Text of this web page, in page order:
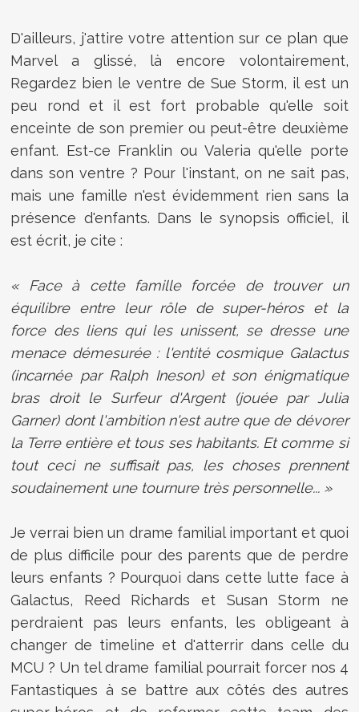
D'ailleurs, j'attire votre attention sur ce plan que
Marvel a glissé, là encore volontairement,
Regardez bien le ventre de Sue Storm, il est un
peu rond et il est fort probable qu'elle soit
enceinte de son premier ou peut-être deuxième
enfant. Est-ce Franklin ou Valeria qu'elle porte
dans son ventre ? Pour l'instant, on ne sait pas,
mais une famille n'est évidemment rien sans la
présence d'enfants. Dans le synopsis officiel, il
est écrit, je cite :
« Face à cette famille forcée de trouver un
équilibre entre leur rôle de super-héros et la
force des liens qui les unissent, se dresse une
menace démesurée : l'entité cosmique Galactus
(incarnée par Ralph Ineson) et son énigmatique
bras droit le Surfeur d'Argent (jouée par Julia
Garner) dont l'ambition n'est autre que de dévorer
la Terre entière et tous ses habitants. Et comme si
tout ceci ne suffisait pas, les choses prennent
soudainement une tournure très personnelle... »
Je verrai bien un drame familial important et quoi
de plus difficile pour des parents que de perdre
leurs enfants ? Pourquoi dans cette lutte face à
Galactus, Reed Richards et Susan Storm ne
perdraient pas leurs enfants, les obligeant à
changer de timeline et d'atterrir dans celle du
MCU ? Un tel drame familial pourrait forcer nos 4
Fantastiques à se battre aux côtés des autres